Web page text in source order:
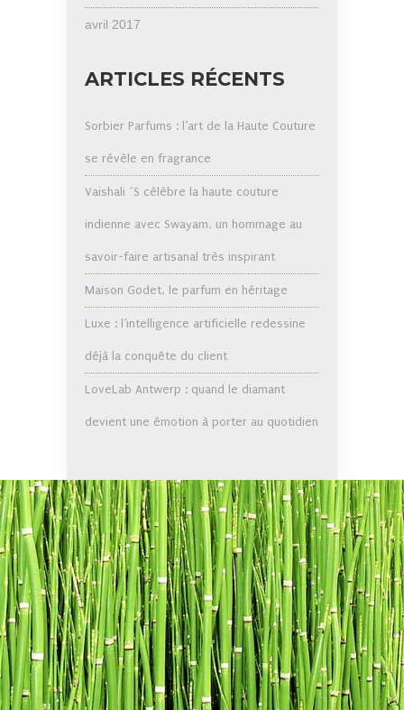
avril 2017
ARTICLES RÉCENTS
Sorbier Parfums : l’art de la Haute Couture
se révèle en fragrance
Vaishali ´S célèbre la haute couture
indienne avec Swayam, un hommage au
savoir-faire artisanal très inspirant
Maison Godet, le parfum en héritage
Luxe : l’intelligence artificielle redessine
déjà la conquête du client
LoveLab Antwerp : quand le diamant
devient une émotion à porter au quotidien